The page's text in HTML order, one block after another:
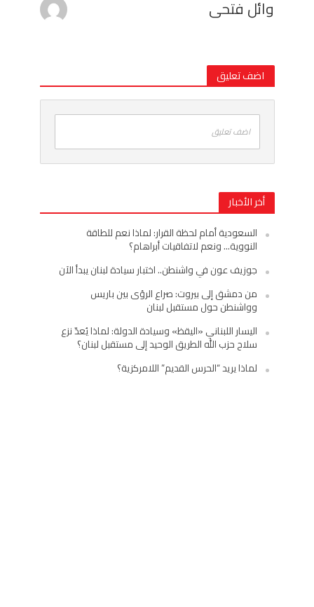
وائل فتحى
اضف تعليق
اضف تعليق
أخر الأخبار
السعودية أمام لحظة القرار: لماذا نعم للطاقة
النووية… ونعم لاتفاقيات أبراهام؟
جوزيف عون في واشنطن.. اختبار سيادة لبنان يبدأ الآن
من دمشق إلى بيروت: صراع الرؤى بين باريس
وواشنطن حول مستقبل لبنان
اليسار اللبناني «اليقظ» وسيادة الدولة: لماذا يُعدّ نزع
سلاح حزب الله الطريق الوحيد إلى مستقبل لبنان؟
لماذا يريد “الحرس القديم” اللامركزية؟